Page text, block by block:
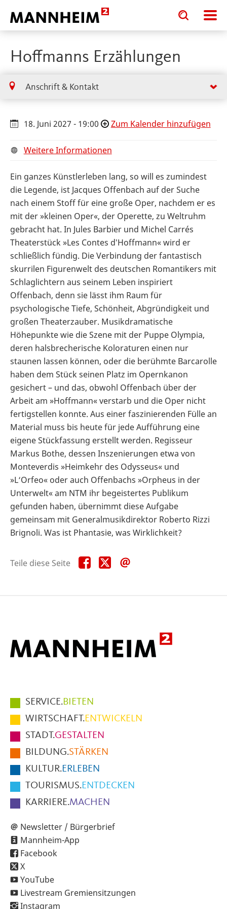
Toggle
search
input
Toggle
search
input
Hoffmanns Erzählungen
Anschrift & Kontakt
18. Juni 2027 - 19:00 Zum Kalender hinzufügen
Weitere Informationen
Ein ganzes Künstlerleben lang, so will es zumindest
die Legende, ist Jacques Offenbach auf der Suche
nach einem Stoff für eine große Oper, nachdem er es
mit der »kleinen Oper«, der Operette, zu Weltruhm
gebracht hat. In Jules Barbier und Michel Carrés
Theaterstück »Les Contes d′Hoffmann« wird er
schließlich fündig. Die Verbindung der fantastisch
skurrilen Figurenwelt des deutschen Romantikers mit
Schlaglichtern aus seinem Leben inspiriert
Offenbach, denn sie lässt ihm Raum für
psychologische Tiefe, Schönheit, Abgründigkeit und
großen Theaterzauber. Musikdramatische
Höhepunkte wie die Szene mit der Puppe Olympia,
deren halsbrecherische Koloraturen einen nur
staunen lassen können, oder die berühmte Barcarolle
haben dem Stück seinen Platz im Opernkanon
gesichert – und das, obwohl Offenbach über der
Arbeit am »Hoffmann« verstarb und die Oper nicht
fertigstellen konnte. Aus einer faszinierenden Fülle an
Material muss bis heute für jede Aufführung eine
eigene Stückfassung erstellt werden. Regisseur
Markus Bothe, dessen Inszenierungen etwa von
Monteverdis »Heimkehr des Odysseus« und
»L‘Orfeo« oder auch Offenbachs »Orpheus in der
Unterwelt« am NTM ihr begeistertes Publikum
gefunden haben, übernimmt diese Aufgabe
gemeinsam mit Generalmusikdirektor Roberto Rizzi
Brignoli. Was ist Phantasie, was Wirklichkeit?
Teile diese Seite Teile
diese
Teile
diese
Hauptmenüpunkte
im
Fußbereich
der
Seite
SERVICE.BIETEN
WIRTSCHAFT.ENTWICKELN
STADT.GESTALTEN
BILDUNG.STÄRKEN
KULTUR.ERLEBEN
TOURISMUS.ENTDECKEN
KARRIERE.MACHEN
Newsletter / Bürgerbrief
Mannheim-App
Facebook
X
YouTube
Livestream Gremiensitzungen
Instagram